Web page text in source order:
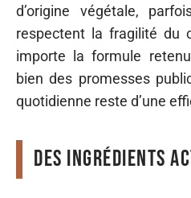
d’origine végétale,
respectent la fragilité du
importe la formule
bien des promesses
quotidienne reste d’une
Des ingrédients